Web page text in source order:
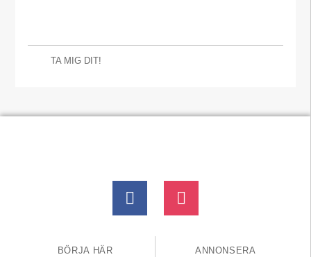
TA MIG DIT!
BÖRJA HÄR ANNONSERA